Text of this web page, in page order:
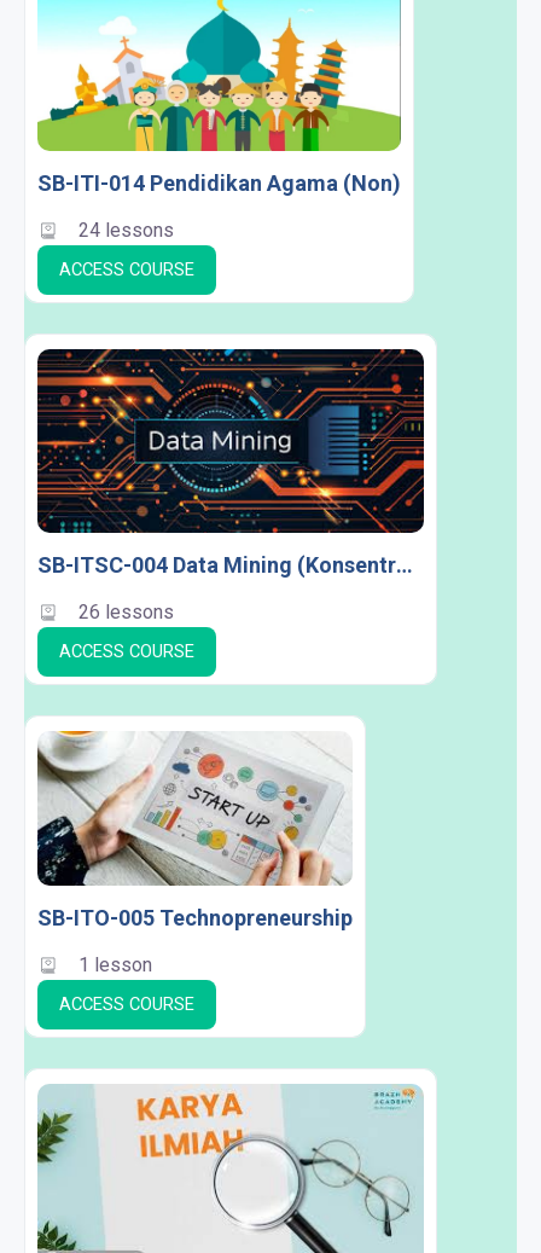
SB-ITI-014 Pendidikan Agama (Non)
24 lessons
ACCESS COURSE
SB-ITSC-004 Data Mining (Konsentrasi SC)
26 lessons
ACCESS COURSE
SB-ITO-005 Technopreneurship
1 lesson
ACCESS COURSE